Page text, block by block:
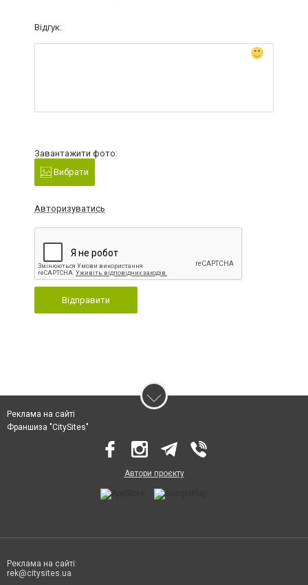
Відгук:
Завантажити фото:
Вибрати
Авторизуватись
Відправити
Реклама на сайті
Франшиза "CitySites"
Автори проєкту
Реклама на сайті:
rek@citysites.ua